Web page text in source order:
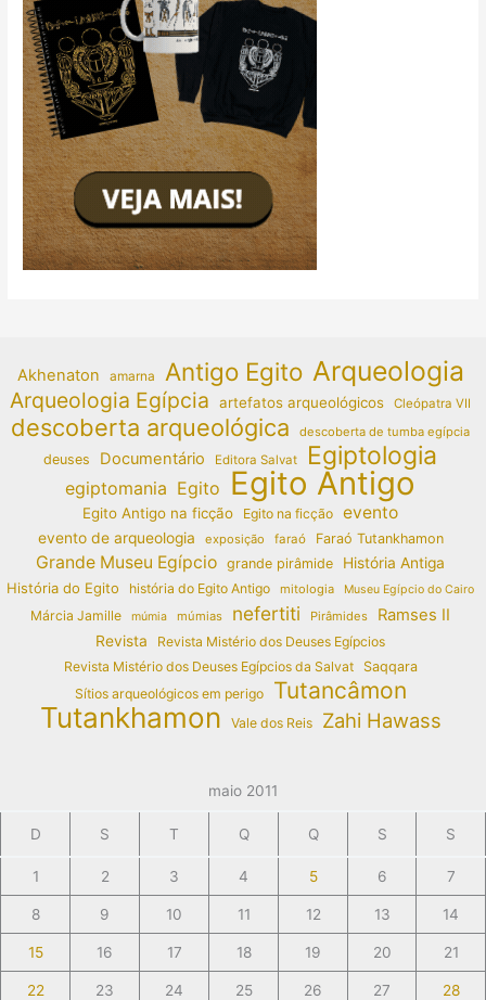
Akhenaton amarna Antigo Egito Arqueologia
Arqueologia Egípcia artefatos arqueológicos Cleópatra VII
descoberta arqueológica descoberta de tumba egípcia
deuses Documentário Editora Salvat Egiptologia
egiptomania Egito Egito Antigo
Egito Antigo na ficção Egito na ficção evento
evento de arqueologia exposição faraó Faraó Tutankhamon
Grande Museu Egípcio grande pirâmide
História Antiga
História do Egito
história do Egito Antigo mitologia Museu Egípcio do Cairo
Márcia Jamille múmia múmias nefertiti Pirâmides Ramses II
Revista
Revista Mistério dos Deuses Egípcios
Revista Mistério dos Deuses Egípcios da Salvat
Saqqara
Sítios arqueológicos em perigo
Tutancâmon
Tutankhamon Vale dos Reis Zahi Hawass
maio 2011
D S T Q Q S S
1 2 3 4 5 6 7
8 9 10 11 12 13 14
15 16 17 18 19 20 21
22 23 24 25 26 27 28